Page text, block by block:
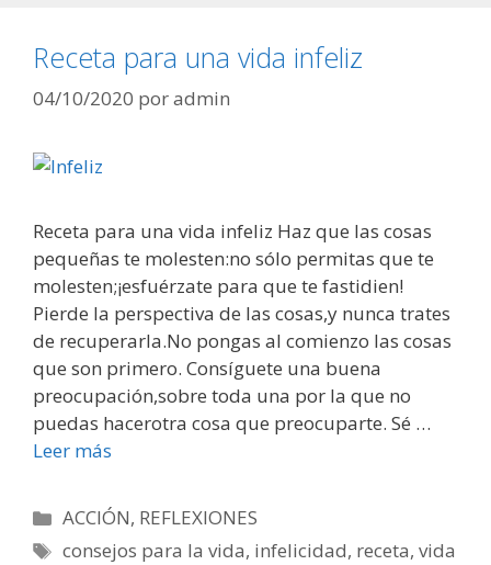
Receta para una vida infeliz
04/10/2020 poradmin
Receta para una vida infeliz Haz que las cosas
pequeñas te molesten:no sólo permitas que te
molesten;¡esfuérzate para que te fastidien!
Pierde la perspectiva de las cosas,y nunca trates
de recuperarla.No pongas al comienzo las cosas
que son primero. Consíguete una buena
preocupación,sobre toda una por la que no
puedas hacerotra cosa que preocuparte. Sé …
Leer más
Categorías
ACCIÓN, REFLEXIONES
Etiquetas
consejos para la vida, infelicidad, receta,vida